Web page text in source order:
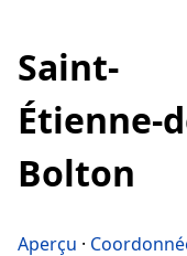
Saint-
Étienne-
Bolton
Aperçu ·